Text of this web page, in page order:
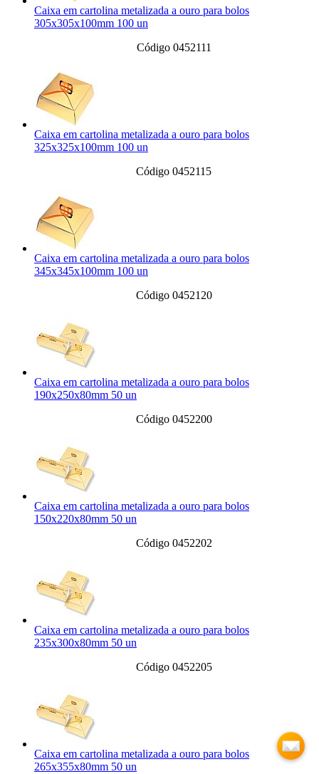
Caixa em cartolina metalizada a ouro para bolos
305x305x100mm 100 un
Código 0452111
Caixa em cartolina metalizada a ouro para bolos
325x325x100mm 100 un
Código 0452115
Caixa em cartolina metalizada a ouro para bolos
345x345x100mm 100 un
Código 0452120
Caixa em cartolina metalizada a ouro para bolos
190x250x80mm 50 un
Código 0452200
Caixa em cartolina metalizada a ouro para bolos
150x220x80mm 50 un
Código 0452202
Caixa em cartolina metalizada a ouro para bolos
235x300x80mm 50 un
Código 0452205
Caixa em cartolina metalizada a ouro para bolos
265x355x80mm 50 un